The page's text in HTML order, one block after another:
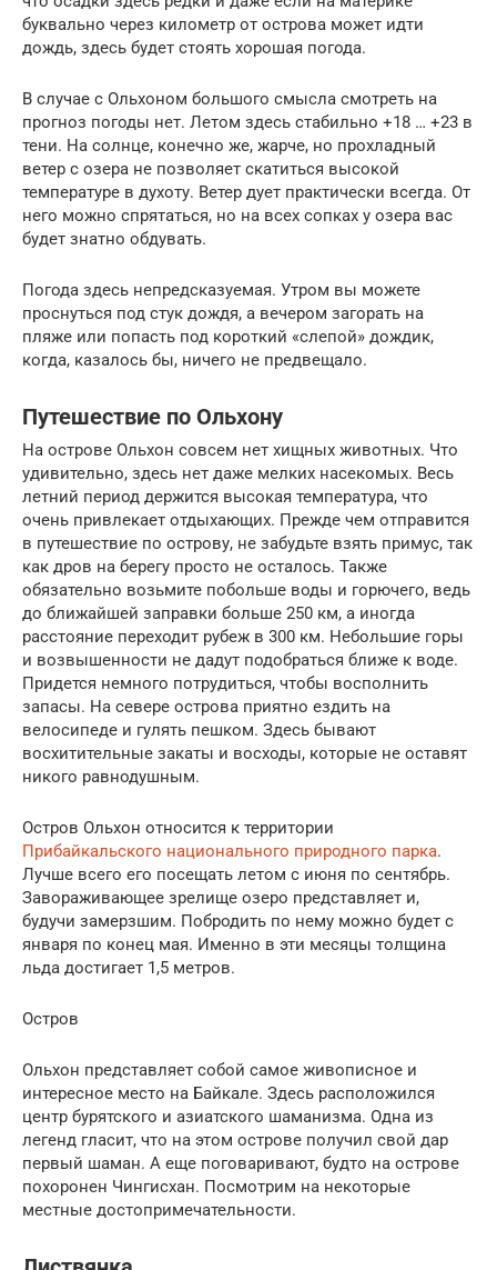
буквально через километр от острова может идти
дождь, здесь будет стоять хорошая погода.
В случае с Ольхоном большого смысла смотреть на
прогноз погоды нет. Летом здесь стабильно +18 … +23 в
тени. На солнце, конечно же, жарче, но прохладный
ветер с озера не позволяет скатиться высокой
температуре в духоту. Ветер дует практически всегда. От
него можно спрятаться, но на всех сопках у озера вас
будет знатно обдувать.
Погода здесь непредсказуемая. Утром вы можете
проснуться под стук дождя, а вечером загорать на
пляже или попасть под короткий «слепой» дождик,
когда, казалось бы, ничего не предвещало.
Путешествие по Ольхону
На острове Ольхон совсем нет хищных животных. Что
удивительно, здесь нет даже мелких насекомых. Весь
летний период держится высокая температура, что
очень привлекает отдыхающих. Прежде чем отправится
в путешествие по острову, не забудьте взять примус, так
как дров на берегу просто не осталось. Также
обязательно возьмите побольше воды и горючего, ведь
до ближайшей заправки больше 250 км, а иногда
расстояние переходит рубеж в 300 км. Небольшие горы
и возвышенности не дадут подобраться ближе к воде.
Придется немного потрудиться, чтобы восполнить
запасы. На севере острова приятно ездить на
велосипеде и гулять пешком. Здесь бывают
восхитительные закаты и восходы, которые не оставят
никого равнодушным.
Остров Ольхон относится к территории
Прибайкальского национального природного парка.
Лучше всего его посещать летом с июня по сентябрь.
Завораживающее зрелище озеро представляет и,
будучи замерзшим. Побродить по нему можно будет с
января по конец мая. Именно в эти месяцы толщина
льда достигает 1,5 метров.
Остров
Ольхон представляет собой самое живописное и
интересное место на Байкале. Здесь расположился
центр бурятского и азиатского шаманизма. Одна из
легенд гласит, что на этом острове получил свой дар
первый шаман. А еще поговаривают, будто на острове
похоронен Чингисхан. Посмотрим на некоторые
местные достопримечательности.